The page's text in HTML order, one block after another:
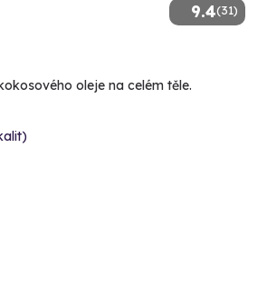
9.4(31)
oleje na celém těle.